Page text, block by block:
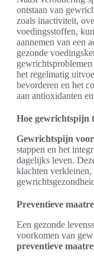
ontstaan van
zoals inactiviteit,
voedingsstoffen,
aannemen van een
gezonde
het regelmatig
bevorderen en het
aan antioxidanten
Hoe gewrichtspijn
Gewrichtspijn
stappen en het
dagelijks leven.
klachten verkleinen,
Preventieve
Een gezonde
voorkomen van
preventieve